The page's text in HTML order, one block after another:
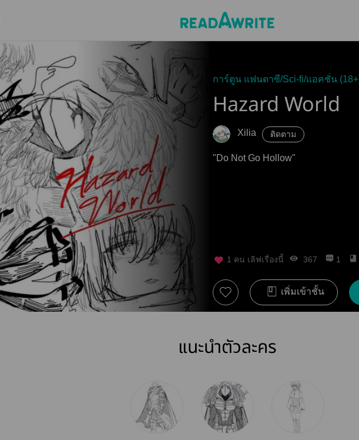
การ์ตูน แฟนตาซี/Sci-fi/แอคชั่น
Hazard World
Xilia ติดตาม
"Do Not Go Hollow"
1 คน เลิฟเรื่องนี้ 367 1
เพิ่มเข้าชั้น
แนะนำตัวละคร